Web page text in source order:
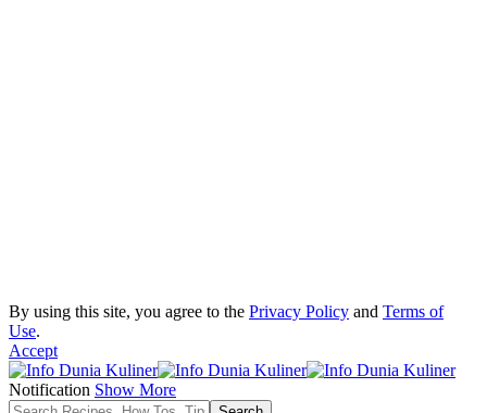
By using this site, you agree to the Privacy Policy and Terms of
Use.
Accept
Notification Show More